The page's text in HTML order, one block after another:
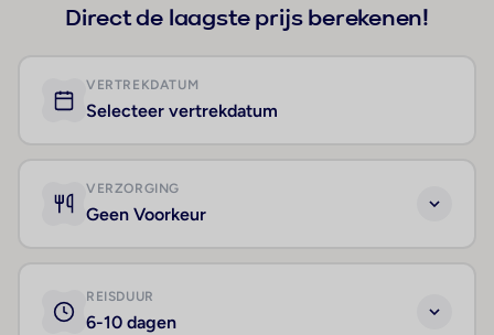
Direct de laagste prijs berekenen!
VERTREKDATUM
Selecteer vertrekdatum
VERZORGING
Geen Voorkeur
REISDUUR
6-10 dagen